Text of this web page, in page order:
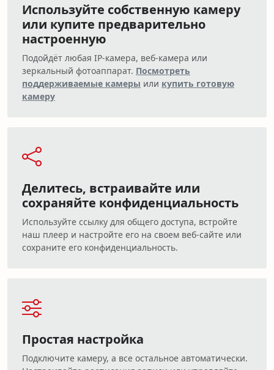
Используйте собственную камеру
или купите предварительно
настроенную
Подойдёт любая IP-камера, веб-камера или
зеркальный фотоаппарат. Посмотреть
поддерживаемые камеры или купить готовую
камеру
Делитесь, встраивайте или
сохраняйте конфиденциальность
Используйте ссылку для общего доступа, встройте
наш плеер и настройте его на своем веб-сайте или
сохраните его конфиденциальность.
Простая настройка
Подключите камеру, а все остальное автоматически.